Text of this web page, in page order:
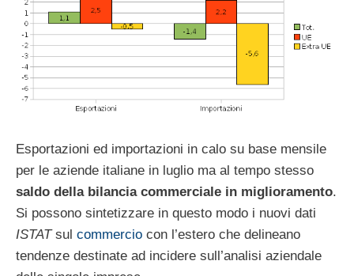
Esportazioni ed importazioni in calo su base mensile
per le aziende italiane in luglio ma al tempo stesso
saldo della bilancia commerciale in miglioramento.
Si possono sintetizzare in questo modo i nuovi dati
ISTATsul commercio con l’estero che delineano
tendenze destinate ad incidere sull’analisi aziendale